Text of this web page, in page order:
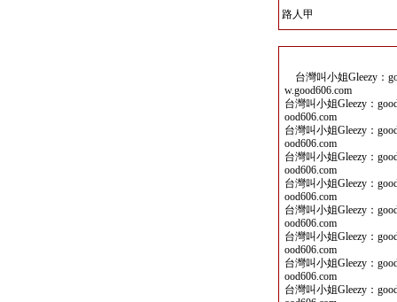
路人甲
台灣叫小姐Gleezy：
w.good606.com
台灣叫小姐Gleezy：
ood606.com
台灣叫小姐Gleezy：
ood606.com
台灣叫小姐Gleezy：
ood606.com
台灣叫小姐Gleezy：
ood606.com
台灣叫小姐Gleezy：
ood606.com
台灣叫小姐Gleezy：
ood606.com
台灣叫小姐Gleezy：
ood606.com
台灣叫小姐Gleezy：